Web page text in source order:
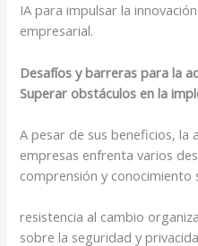
IA para impulsar la
empresarial.
Desafíos y barreras para la
Superar obstáculos en la
A pesar de sus beneficios, la
empresas enfrenta varios
comprensión y conocimiento
resistencia al cambio
sobre la seguridad y